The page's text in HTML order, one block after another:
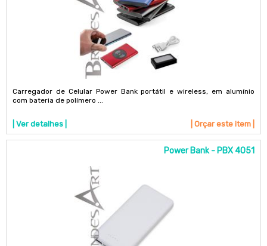
Carregador de Celular Power Bank portátil e wireless, em alumínio
com bateria de polímero ...
| Ver detalhes | | Orçar este item |
Power Bank - PBX 4051